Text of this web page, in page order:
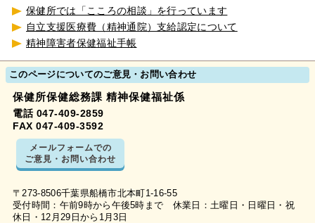
保健所では「こころの相談」を行っています
自立支援医療費（精神通院）支給認定について
精神障害者保健福祉手帳
このページについてのご意見・お問い合わせ
保健所保健総務課 精神保健福祉係
電話 047-409-2859
FAX 047-409-3592
メールフォームでの
ご意見・お問い合わせ
〒273-8506千葉県船橋市北本町1-16-55
受付時間：午前9時から午後5時まで 休業日：土曜日・日曜日・祝
休日・12月29日から1月3日